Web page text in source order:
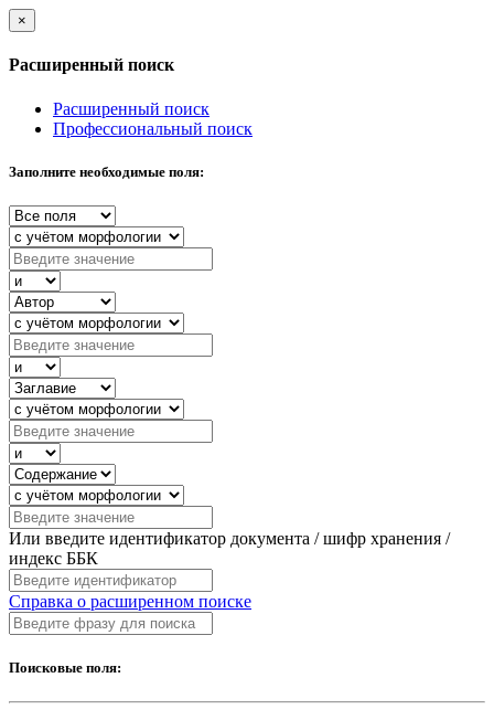
×
Расширенный поиск
Расширенный поиск
Профессиональный поиск
Заполните необходимые поля:
Или введите идентификатор документа / шифр хранения /
индекс ББК
Справка о расширенном поиске
Поисковые поля: